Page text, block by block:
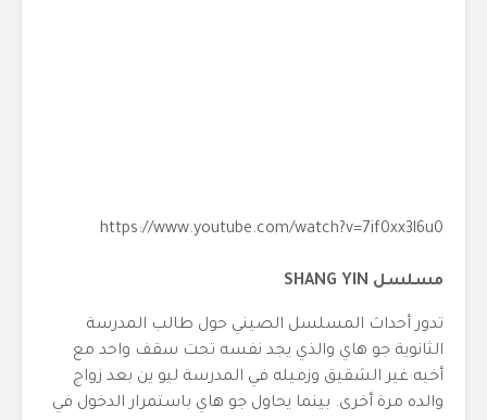
https://www.youtube.com/watch?v=7if0xx3l6u0
مسلسل SHANG YIN
تدور أحداث المسلسل الصيني حول طالب المدرسة
الثانوية جو هاي والذي يجد نفسه تحت سقف واحد مع
أخيه غير الشقيق وزميله في المدرسة ليو ين بعد زواج
والده مرة أخرى. بينما يحاول جو هاي باستمرار الدخول في